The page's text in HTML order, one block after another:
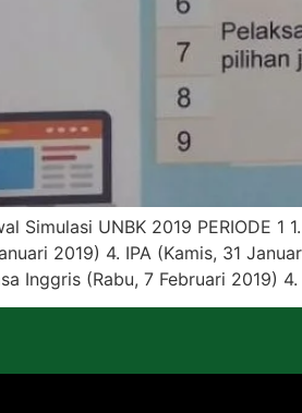
Simulasi UNBK 2019 PERIODE
2019) 4. IPA (Kamis, 31
Inggris (Rabu, 7 Februari 2019)